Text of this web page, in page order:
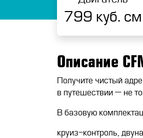
799 куб. см
Описание
Получите чистый
в путешествии — не
В базовую
круиз-контроль,